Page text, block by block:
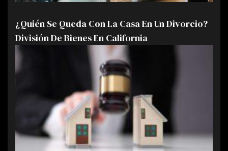
¿Quién Se Queda Con La Casa En Un Divorcio?
División De Bienes En California